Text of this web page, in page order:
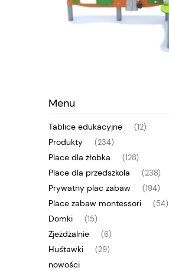
Menu
Tablice edukacyjne (12)
Produkty (234)
Place dla żłobka (128)
Place dla przedszkola (238)
Prywatny plac zabaw (194)
Place zabaw montessori (54)
Domki (15)
Zjeżdżalnie (6)
Huśtawki (29)
nowości